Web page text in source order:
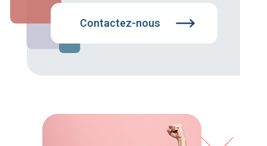
Contactez-nous